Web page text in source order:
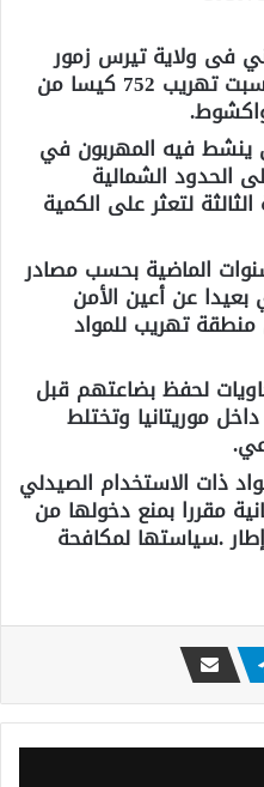
فى ولاية تيرس زمور
شمالي موريتانيا فجر اليوم السبت تهريب 752 كيسا من
ينشط فيه المهربون في
الحدود الشمالية
لتعثر على الكمية
الماضية بحسب مصادر
بعيدا عن أعين الأمن
منطقة تهريب للمواد
لحفظ بضاعتهم قبل
موريتانيا وتختلط
ذات الاستخدام الصيدلي
مقررا بمنع دخولها من
.سياستها لمكافحة